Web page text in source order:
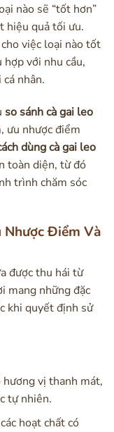
nào sẽ “tốt hơn”
hiệu quả tối ưu.
việc loại nào tốt
với nhu cầu,
nhân.
so sánh cà gai leo
ưu nhược điểm
dùng cà gai leo
toàn diện, từ đó
trình chăm sóc
Nhược Điểm Và
được thu hái từ
mang những đặc
khi quyết định sử
vị thanh mát,
tự nhiên.
hoạt chất có